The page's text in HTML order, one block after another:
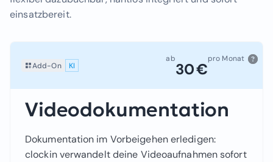
einsatzbereit.
Add-On KI
ab
30 €
pro Monat
Videodokumentation
Dokumentation im Vorbeigehen erledigen:
clockin verwandelt deine Videoaufnahmen sofort